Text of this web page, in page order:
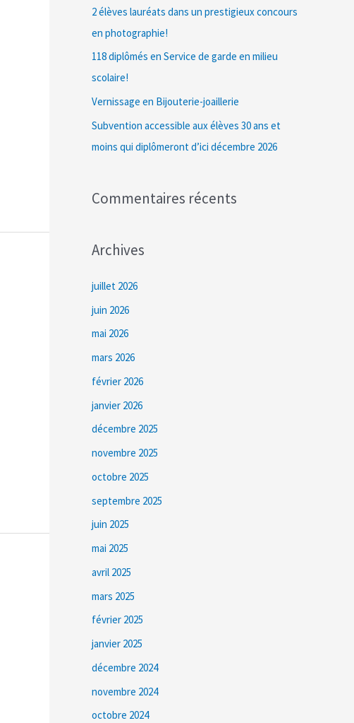
2 élèves lauréats dans un prestigieux concours
en photographie!
118 diplômés en Service de garde en milieu
scolaire!
Vernissage en Bijouterie-joaillerie
Subvention accessible aux élèves 30 ans et
moins qui diplômeront d’ici décembre 2026
Commentaires récents
Archives
juillet 2026
juin 2026
mai 2026
mars 2026
février 2026
janvier 2026
décembre 2025
novembre 2025
octobre 2025
septembre 2025
juin 2025
mai 2025
avril 2025
mars 2025
février 2025
janvier 2025
décembre 2024
novembre 2024
octobre 2024